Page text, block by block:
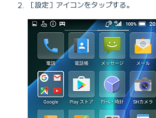
［設定］アイコンをタップする。